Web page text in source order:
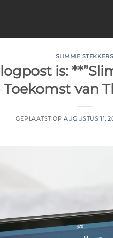
SLIMME STEKKERS
is:
Toekomst van
GEPLAATST OPAUGUSTUS 11,